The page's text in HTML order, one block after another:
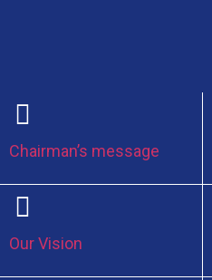
Chairman’s message
Our Vision